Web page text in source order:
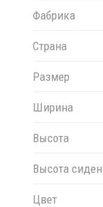
Фабрика
Страна
Размер
Ширина
Высота
Высота
Цвет